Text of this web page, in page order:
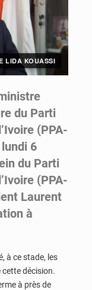
LIDA KOUASSI
du Parti
(PPA-
6
du Parti
(PPA-
Laurent
à
à ce stade, les
décision.
à près de